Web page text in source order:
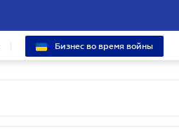
Бизнес во время войны